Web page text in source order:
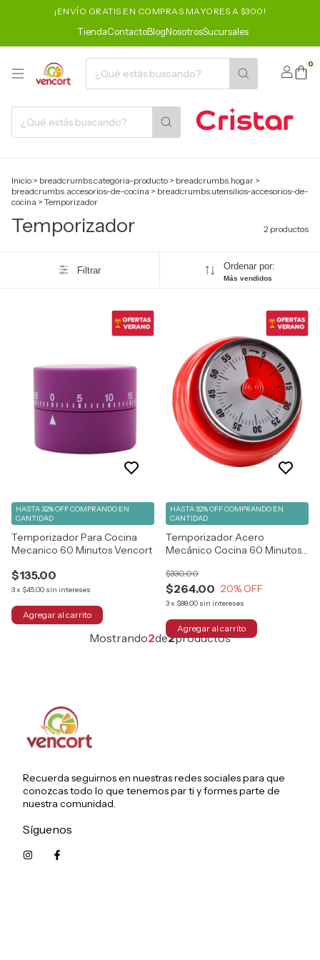
¡ENVÍO GRATIS EN COMPRAS MAYORES A $300!
TiendaContactoBlogNosotrosSucursales
0
Inicio > breadcrumbs.categoria-producto > breadcrumbs.hogar >
breadcrumbs.accesorios-de-cocina > breadcrumbs.utensilios-accesorios-de-
cocina > Temporizador
Temporizador 2 productos
Filtrar Ordenar por:
Más vendidos
Temporizador Para Cocina
Mecanico 60 Minutos Vencort
$135.00
3x $45.00 sin intereses
HASTA 32% OFFCOMPRANDO EN
CANTIDAD
Temporizador Acero
Mecánico Cocina 60 Minutos
Rojo
$264.00
$330.00
20% OFF
3x $88.00 sin intereses
HASTA 32% OFFCOMPRANDO EN
CANTIDAD
Mostrando2de2productos
Recuerda seguirnos en nuestras redes sociales para que
conozcas todo lo que tenemos par ti y formes parte de
nuestra comunidad.
Síguenos